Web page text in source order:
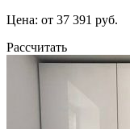
Цена: от 37 391 руб.
Рассчитать